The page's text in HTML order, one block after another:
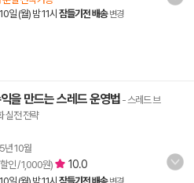
일 (월) 밤 11시 잠들기전 배송 변경
을 만드는 스레드 운영법 - 스레드 브
실전 전략
년 10월
인 / 1,000원) 10.0